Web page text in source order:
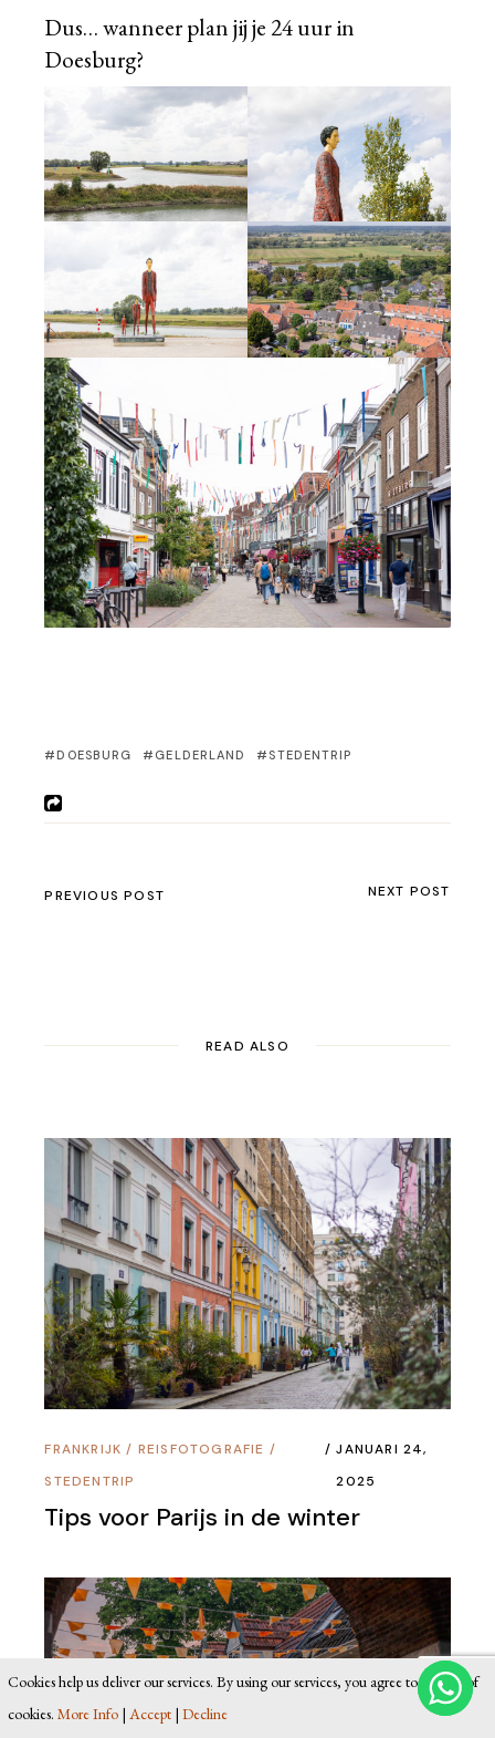
Dus… wanneer plan jij je 24 uur in
Doesburg?
DOESBURG GELDERLAND STEDENTRIP
PREVIOUS POST NEXT POST
READ ALSO
FRANKRIJK / REISFOTOGRAFIE /
STEDENTRIP
JANUARI 24,
2025
Tips voor Parijs in de winter
Cookies help us deliver our services. By using our services, you agree to our use of
cookies. More Info | Accept | Decline